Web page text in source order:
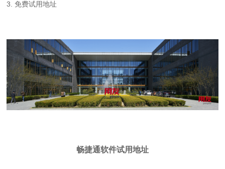
3. 免费试用地址
畅捷通软件试用地址